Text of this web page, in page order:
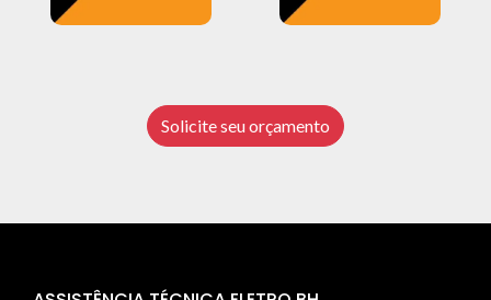
Solicite seu orçamento